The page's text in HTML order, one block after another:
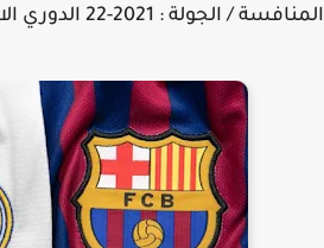
/ الجولة : 2021-22 الدوري الاسباني ، الجولة 29.